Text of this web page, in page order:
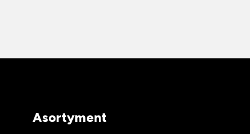
Asortyment